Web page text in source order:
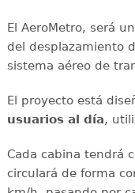
El AeroMetro, será
del desplazamiento
sistema aéreo de
El proyecto está
usuarios al día,
Cada cabina tendrá
circulará de forma